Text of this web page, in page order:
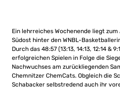
Ein lehrreiches Wochenende liegt
Südost hinter den WNBL-
Durch das 48:57 (13:13, 14:13, 12:14 &
erfolgreichen Spielen in Folge die
Nachwuchses am zurückliegenden
Chemnitzer ChemCats. Obgleich die
Schabacker selbstredend auch ihr